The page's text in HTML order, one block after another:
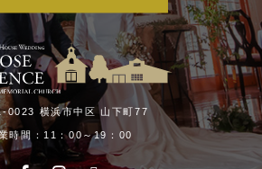
0023 横浜市中区 山下町77
時間：11：00～19：00